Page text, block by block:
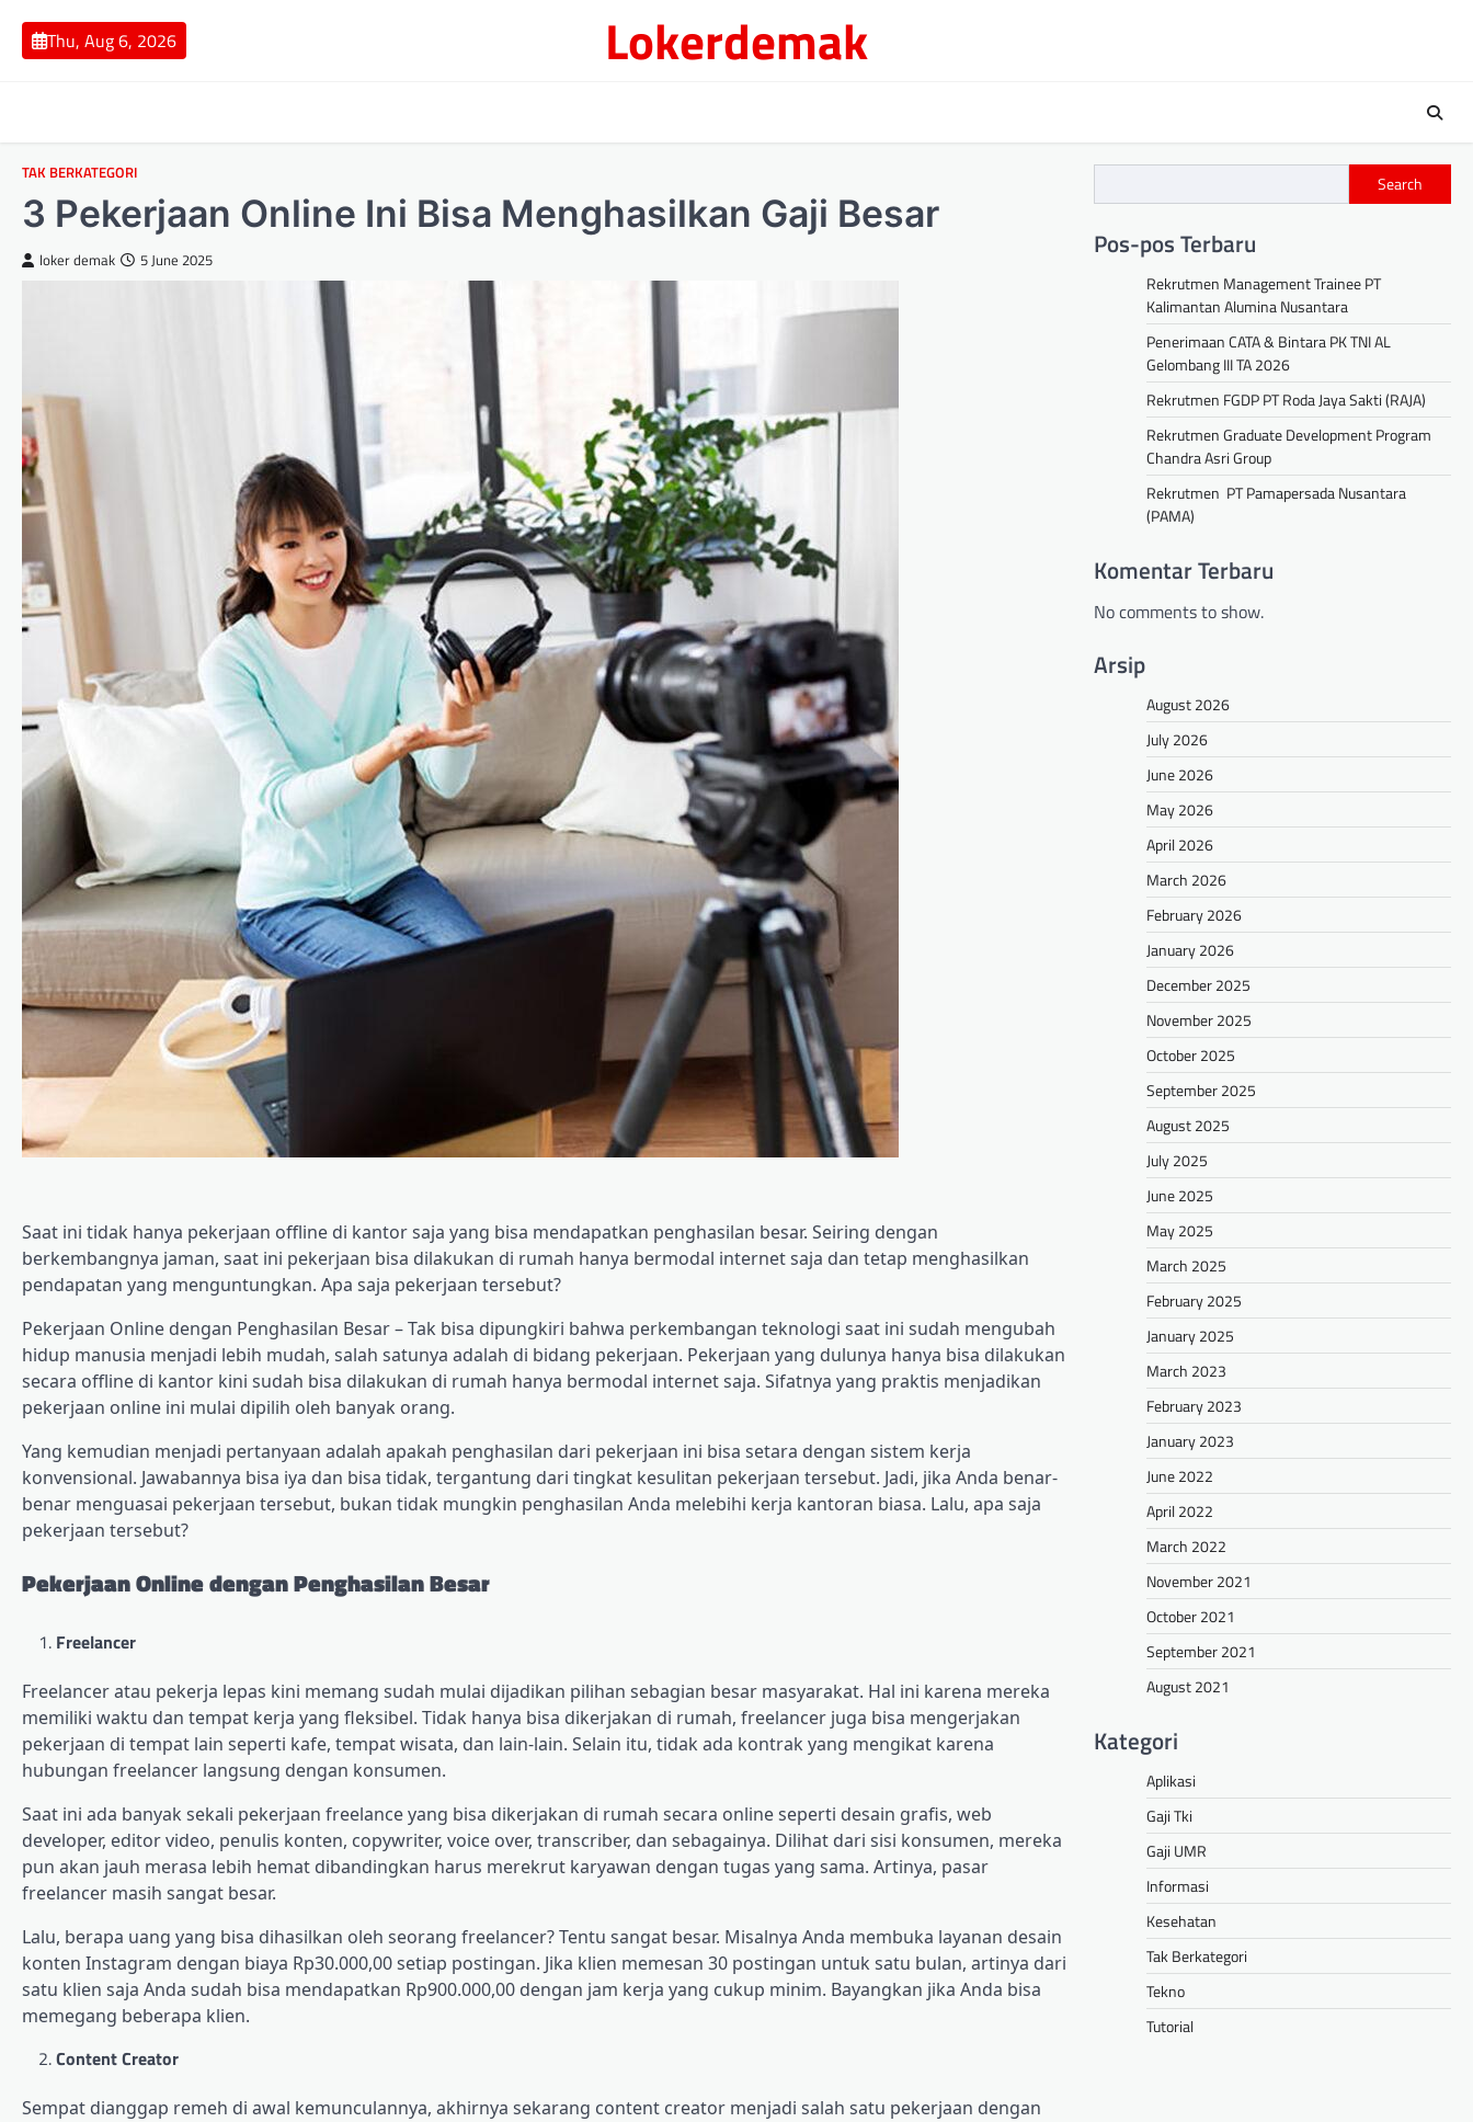
content
Thu, Aug 6, 2026 Lokerdemak
TAK BERKATEGORI
3 Pekerjaan Online Ini Bisa Menghasilkan Gaji Besar
loker demak 5 June 2025
Saat ini tidak hanya pekerjaan offline di kantor saja yang bisa mendapatkan penghasilan besar. Seiring dengan
berkembangnya jaman, saat ini pekerjaan bisa dilakukan di rumah hanya bermodal internet saja dan tetap menghasilkan
pendapatan yang menguntungkan. Apa saja pekerjaan tersebut?
Pekerjaan Online dengan Penghasilan Besar – Tak bisa dipungkiri bahwa perkembangan teknologi saat ini sudah mengubah
hidup manusia menjadi lebih mudah, salah satunya adalah di bidang pekerjaan. Pekerjaan yang dulunya hanya bisa dilakukan
secara offline di kantor kini sudah bisa dilakukan di rumah hanya bermodal internet saja. Sifatnya yang praktis menjadikan
pekerjaan online ini mulai dipilih oleh banyak orang.
Yang kemudian menjadi pertanyaan adalah apakah penghasilan dari pekerjaan ini bisa setara dengan sistem kerja
konvensional. Jawabannya bisa iya dan bisa tidak, tergantung dari tingkat kesulitan pekerjaan tersebut. Jadi, jika Anda benar-
benar menguasai pekerjaan tersebut, bukan tidak mungkin penghasilan Anda melebihi kerja kantoran biasa. Lalu, apa saja
pekerjaan tersebut?
Pekerjaan Online dengan Penghasilan Besar
Freelancer
Freelancer atau pekerja lepas kini memang sudah mulai dijadikan pilihan sebagian besar masyarakat. Hal ini karena mereka
memiliki waktu dan tempat kerja yang fleksibel. Tidak hanya bisa dikerjakan di rumah, freelancer juga bisa mengerjakan
pekerjaan di tempat lain seperti kafe, tempat wisata, dan lain-lain. Selain itu, tidak ada kontrak yang mengikat karena
hubungan freelancer langsung dengan konsumen.
Saat ini ada banyak sekali pekerjaan freelance yang bisa dikerjakan di rumah secara online seperti desain grafis, web
developer, editor video, penulis konten, copywriter, voice over, transcriber, dan sebagainya. Dilihat dari sisi konsumen, mereka
pun akan jauh merasa lebih hemat dibandingkan harus merekrut karyawan dengan tugas yang sama. Artinya, pasar
freelancer masih sangat besar.
Lalu, berapa uang yang bisa dihasilkan oleh seorang freelancer? Tentu sangat besar. Misalnya Anda membuka layanan desain
konten Instagram dengan biaya Rp30.000,00 setiap postingan. Jika klien memesan 30 postingan untuk satu bulan, artinya dari
satu klien saja Anda sudah bisa mendapatkan Rp900.000,00 dengan jam kerja yang cukup minim. Bayangkan jika Anda bisa
memegang beberapa klien.
Content Creator
Sempat dianggap remeh di awal kemunculannya, akhirnya sekarang content creator menjadi salah satu pekerjaan dengan
Search
Pos-pos Terbaru
Rekrutmen Management Trainee PT
Kalimantan Alumina Nusantara
Penerimaan CATA & Bintara PK TNI AL
Gelombang III TA 2026
Rekrutmen FGDP PT Roda Jaya Sakti (RAJA)
Rekrutmen Graduate Development Program
Chandra Asri Group
Rekrutmen PT Pamapersada Nusantara
(PAMA)
Komentar Terbaru
No comments to show.
Arsip
August 2026
July 2026
June 2026
May 2026
April 2026
March 2026
February 2026
January 2026
December 2025
November 2025
October 2025
September 2025
August 2025
July 2025
June 2025
May 2025
March 2025
February 2025
January 2025
March 2023
February 2023
January 2023
June 2022
April 2022
March 2022
November 2021
October 2021
September 2021
August 2021
Kategori
Aplikasi
Gaji Tki
Gaji UMR
Informasi
Kesehatan
Tak Berkategori
Tekno
Tutorial